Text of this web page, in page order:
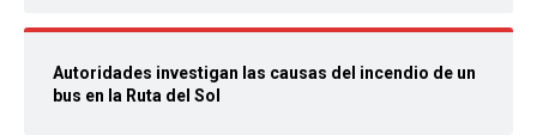
Autoridades investigan las causas del incendio de un
bus en la Ruta del Sol